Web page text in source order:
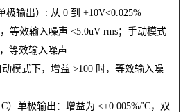
极输出）: 从 0 到 +10V<0.025%
等效输入噪声 <5.0uV rms；手动模式
等效输入噪声
模式下，增益 >100 时，等效输入噪
）单极输出：增益为 <+0.005%/'C，双